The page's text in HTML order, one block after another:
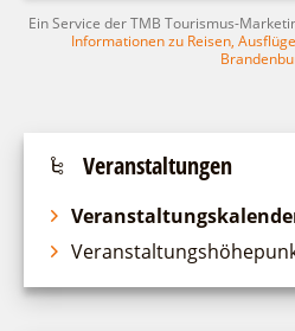
Mein Brandenburg –
Unternehmensbetreuung
Ein Service der TMB Tourismus-
Informationen zu Reisen,
Veranstaltungen